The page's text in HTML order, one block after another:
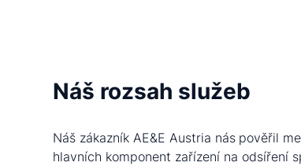
Náš rozsah služeb
Náš zákazník AE&E Austria nás pověřil
hlavních komponent zařízení na odsíření